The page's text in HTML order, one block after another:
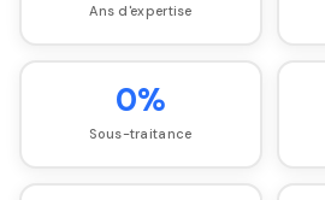
Ans d'expertise
0%
Sous-traitance